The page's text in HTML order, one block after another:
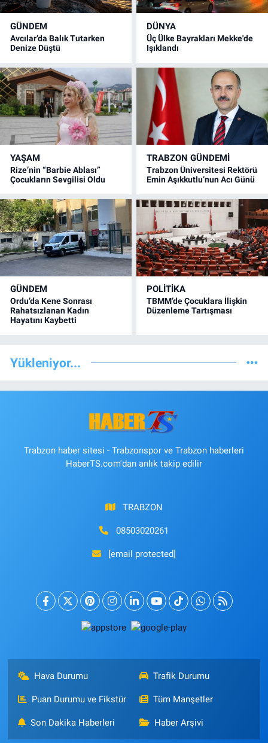
GÜNDEM
Avcılar’da Balık Tutarken
Denize Düştü
DÜNYA
Üç Ülke Bayrakları Mekke'de
Işıklandı
YAŞAM
Rize’nin “Barbie Ablası”
Çocukların Sevgilisi Oldu
TRABZON GÜNDEMİ
Trabzon Üniversitesi Rektörü
Emin Aşıkkutlu’nun Acı Günü
GÜNDEM
Ordu’da Kene Sonrası
Rahatsızlanan Kadın
Hayatını Kaybetti
POLİTİKA
TBMM’de Çocuklara İlişkin
Düzenleme Tartışması
Yükleniyor...
Trabzon haber sitesi - Trabzonspor ve Trabzon haberleri
HaberTS.com'dan anlık takip edilir
TRABZON
08503020261
[email protected]
Hava Durumu Trafik Durumu
Puan Durumu ve Fikstür Tüm Manşetler
Son Dakika Haberleri Haber Arşivi